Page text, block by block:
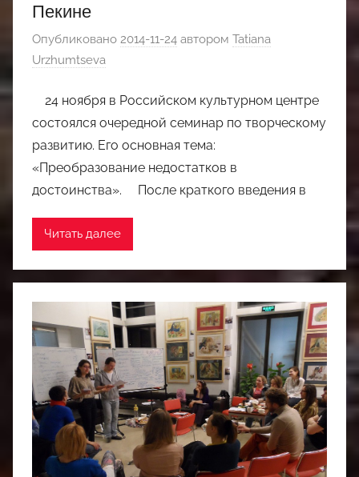
Пекине
Опубликовано 2014-11-24 автором Tatiana
Urzhumtseva
24 ноября в Российском культурном центре
состоялся очередной семинар по творческому
развитию. Его основная тема:
«Преобразование недостатков в
достоинства». После краткого введения в
Читать далее